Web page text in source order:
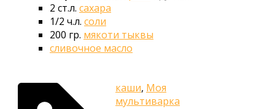
2 ст.л. сахара
1/2 ч.л. соли
200 гр. мякоти тыквы
сливочное масло
каши, Моя
мультиварка